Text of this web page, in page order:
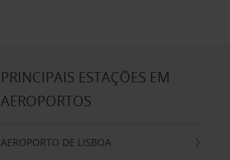
PRINCIPAIS ESTAÇÕES EM
AEROPORTOS
AEROPORTO DE LISBOA